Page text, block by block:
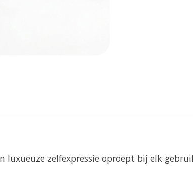
luxueuze zelfexpressie oproept bij elk